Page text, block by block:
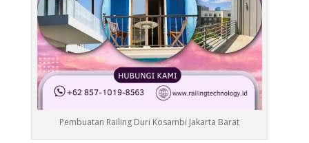
Pembuatan Railing Duri Kosambi Jakarta Barat